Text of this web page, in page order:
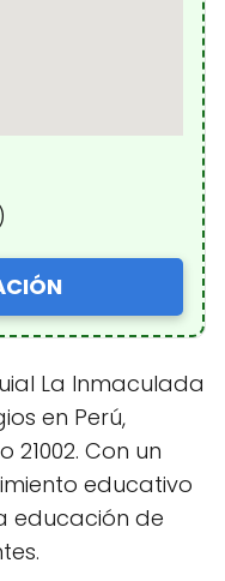
)
La Inmaculada
en Perú,
21002. Con un
educativo
educación de